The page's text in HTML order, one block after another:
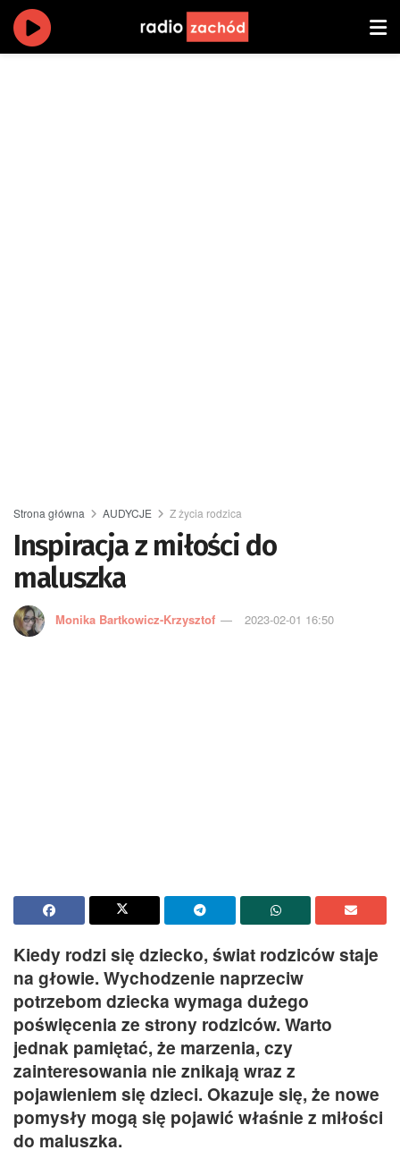
Strona główna AUDYCJE Z życia rodzica
Inspiracja z miłości do
maluszka
Monika Bartkowicz-Krzysztof 2023-02-01 16:50
Kiedy rodzi się dziecko, świat rodziców staje
na głowie. Wychodzenie naprzeciw
potrzebom dziecka wymaga dużego
poświęcenia ze strony rodziców. Warto
jednak pamiętać, że marzenia, czy
zainteresowania nie znikają wraz z
pojawieniem się dzieci. Okazuje się, że nowe
pomysły mogą się pojawić właśnie z miłości
do maluszka.